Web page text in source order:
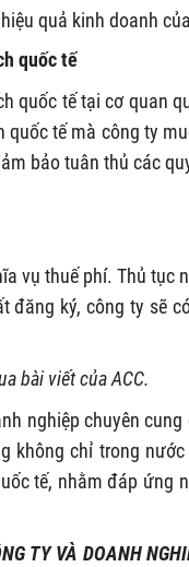
quả kinh doanh
quốc tế
quốc tế tại cơ quan
tế mà công ty
bảo tuân thủ các
vụ thuế phí. Thủ tục
đăng ký, công ty sẽ
bài viết của ACC.
nghiệp chuyên
không chỉ trong
tế, nhằm đáp ứng
TY VÀ DOANH